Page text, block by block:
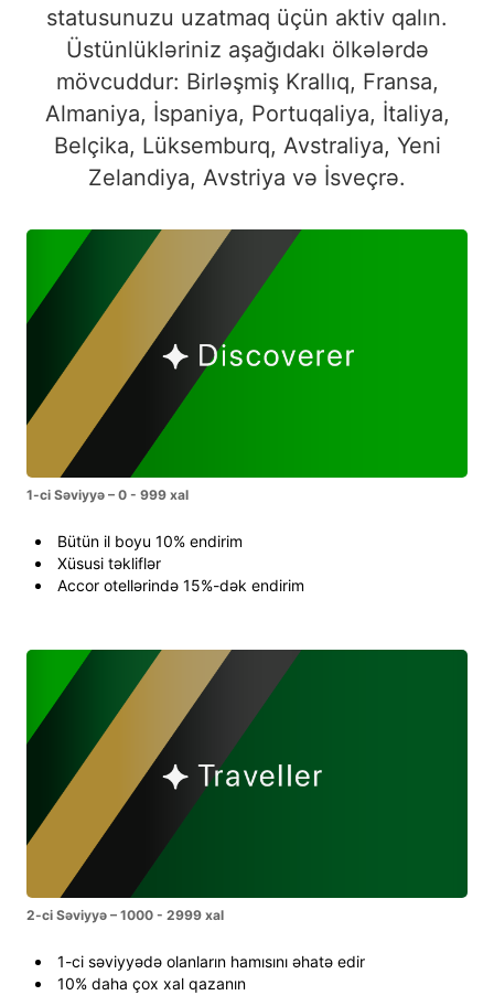
statusunuzu uzatmaq üçün aktiv qalın.
Üstünlükləriniz aşağıdakı ölkələrdə
mövcuddur: Birləşmiş Krallıq, Fransa,
Almaniya, İspaniya, Portuqaliya, İtaliya,
Belçika, Lüksemburq, Avstraliya, Yeni
Zelandiya, Avstriya və İsveçrə.
1-ci Səviyyə – 0 - 999 xal
Bütün il boyu 10% endirim
Xüsusi təkliflər
Accor otellərində 15%-dək endirim
2-ci Səviyyə – 1000 - 2999 xal
1-ci səviyyədə olanların hamısını əhatə edir
10% daha çox xal qazanın